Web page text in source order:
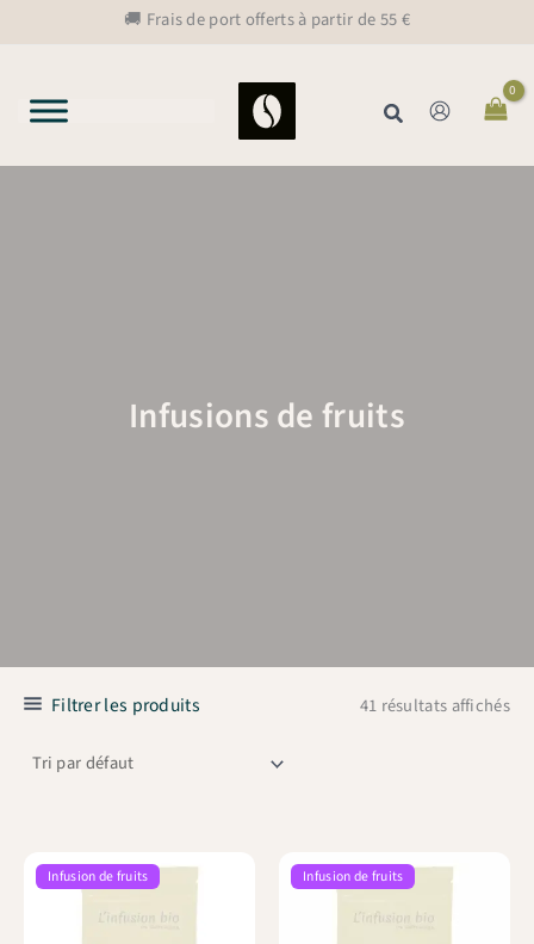
🚚 Frais de port offerts à partir de 55 €
Rechercher
Infusions de fruits
Filtrer les produits 41 résultats affichés
Infusion de fruits Infusion de fruits